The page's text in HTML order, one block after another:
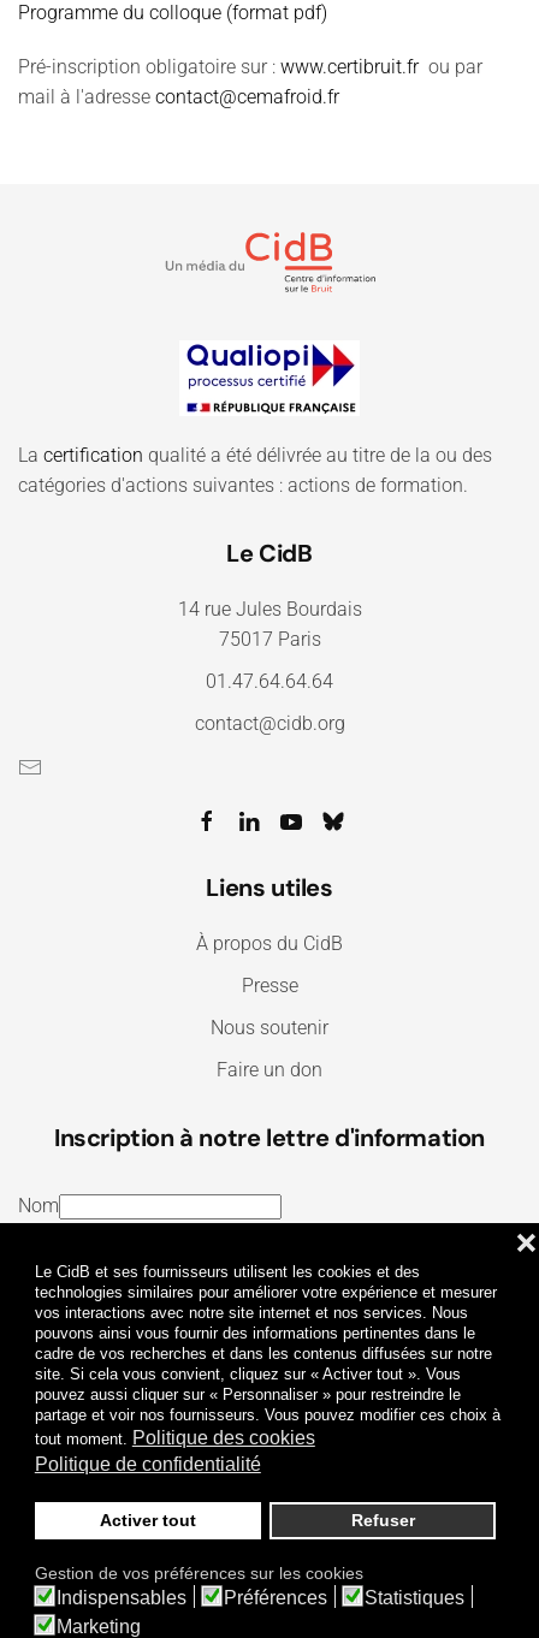
Le CidB et ses fournisseurs utilisent les cookies et des
technologies similaires pour améliorer votre expérience et mesurer
vos interactions avec notre site internet et nos services. Nous
pouvons ainsi vous fournir des informations pertinentes dans le
cadre de vos recherches et dans les contenus diffusées sur notre
site. Si cela vous convient, cliquez sur « Activer tout ». Vous
pouvez aussi cliquer sur « Personnaliser » pour restreindre le
partage et voir nos fournisseurs. Vous pouvez modifier ces choix à
tout moment. Politique des cookies
Politique de confidentialité
Activer tout Refuser
❌
Gestion de vos préférences sur les cookies
Indispensables Préférences
Statistiques
Marketing
Programme du colloque (format pdf)
Pré-inscription obligatoire sur : www.certibruit.frou par
mail à l'adresse contact@cemafroid.fr
La certification qualité a été délivrée au titre de la ou des
catégories d'actions suivantes : actions de formation.
Le CidB
14 rue Jules Bourdais
75017 Paris
01.47.64.64.64
contact@cidb.org
Liens utiles
À propos du CidB
Presse
Nous soutenir
Faire un don
Inscription à notre lettre d'information
Nom
J’ai lu et j’accepte lesTermes et conditionset la
Politique de confidentialité
Je m'abonne
© 2009-2026 CidB. Tous droits réservés.